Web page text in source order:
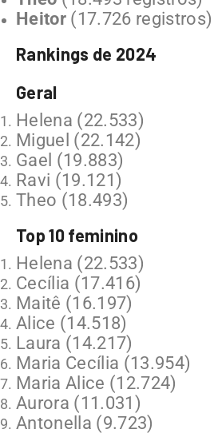
Heitor (17.726 registros)
Rankings de 2024
Geral
Helena (22.533)
Miguel (22.142)
Gael (19.883)
Ravi (19.121)
Theo (18.493)
Top 10 feminino
Helena (22.533)
Cecília (17.416)
Maitê (16.197)
Alice (14.518)
Laura (14.217)
Maria Cecília (13.954)
Maria Alice (12.724)
Aurora (11.031)
Antonella (9.723)